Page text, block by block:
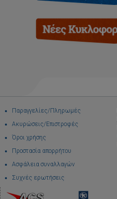
Παραγγελίες/Πληρωμές
Ακυρώσεις/Επιστροφές
Όροι χρήσης
Προστασία απορρήτου
Ασφάλεια συναλλαγών
Συχνές ερωτήσεις